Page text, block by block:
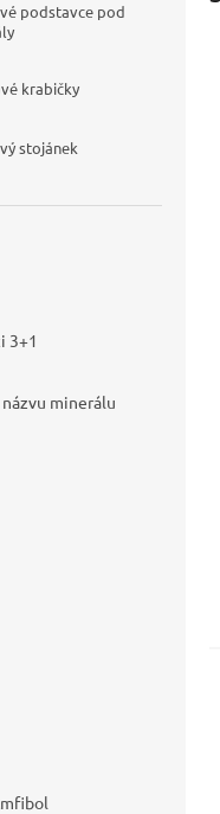
podstavce pod
krabičky
stojánek
3+1
minerálu